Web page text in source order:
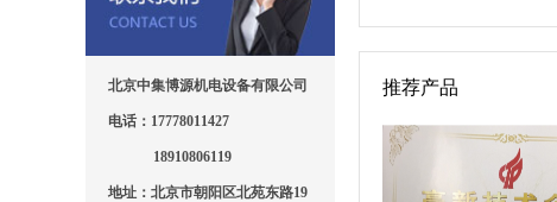
北京中集博源机电设备有限公司
电话：17778011427
18910806119
地址：北京市朝阳区北苑东路19
推荐产品